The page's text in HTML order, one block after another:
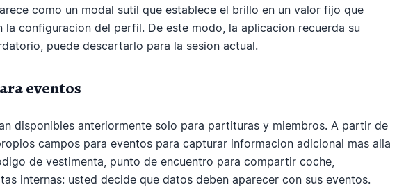
como un modal sutil que establece el brillo en un valor fijo que
la configuracion del perfil. De este modo, la aplicacion recuerda su
puede descartarlo para la sesion actual.
eventos
disponibles anteriormente solo para partituras y miembros. A partir de
campos para eventos para capturar informacion adicional mas alla
de vestimenta, punto de encuentro para compartir coche,
internas: usted decide que datos deben aparecer con sus eventos.